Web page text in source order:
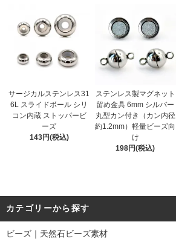
サージカルステンレス31
6L スライドボール シリ
コン内蔵 ストッパービ
ーズ
143円(税込)
ステンレス製マグネット
留め金具 6mm シルバー
丸型カン付き（カン内径
約1.2mm）軽量ビーズ向
け
198円(税込)
カテゴリーから探す
ビーズ｜天然石ビーズ素材